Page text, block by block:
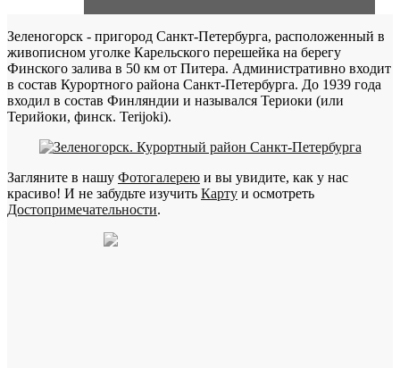
Зеленогорск - пригород Санкт-Петербурга, расположенный в
живописном уголке Карельского перешейка на берегу
Финского залива в 50 км от Питера. Административно входит
в состав Курортного района Санкт-Петербурга. До 1939 года
входил в состав Финляндии и назывался Териоки (или
Терийоки, финск. Terijoki).
Загляните в нашу Фотогалерею и вы увидите, как у нас
красиво! И не забудьте изучить Карту и осмотреть
Достопримечательности.